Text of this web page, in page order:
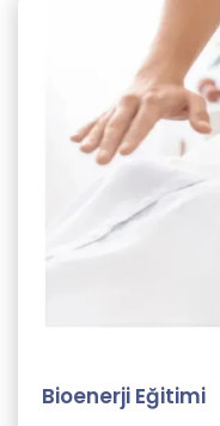
Bioenerji Eğitimi